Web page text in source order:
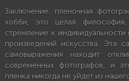
Заключение: пленочная
хобби, это целая
стремление к
произведений искусства. Эта
самовыражения находит
современных фотографов, и
пленка никогда не уйдет из